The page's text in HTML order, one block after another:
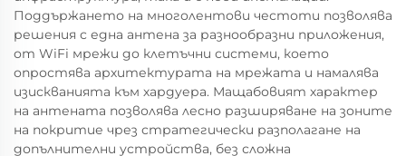
Поддържането на многолентови честоти позволява
решения с една антена за разнообразни приложения,
от WiFi мрежи до клетъчни системи, което
опростява архитектурата на мрежата и намалява
изискванията към хардуера. Мащабовият характер
на антената позволява лесно разширяване на зоните
на покритие чрез стратегически разполагане на
допълнителни устройства, без сложна